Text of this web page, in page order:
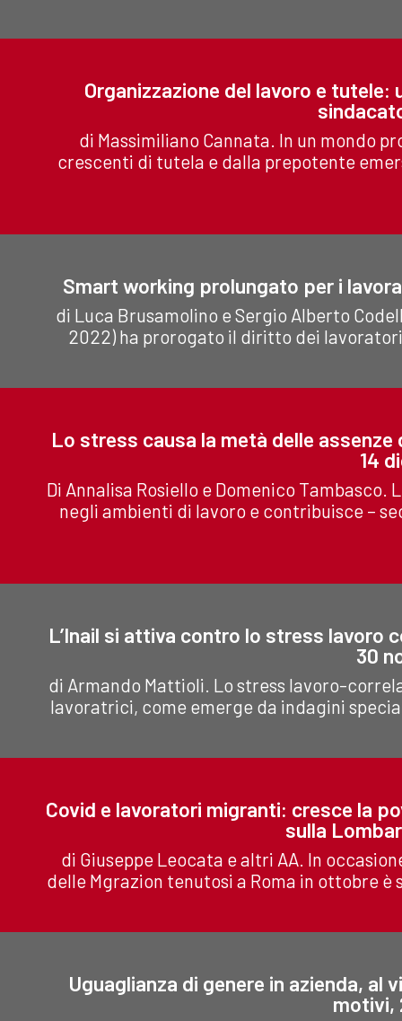
Organizzazione del lavoro e
di Massimiliano Cannata. In un mondo
crescenti di tutela e dalla prepotente
Smart working prolungato per i
di Luca Brusamolino e Sergio Alberto
2022) ha prorogato il diritto dei
Lo stress causa la metà delle
14
Di Annalisa Rosiello e Domenico
negli ambienti di lavoro e contribuisce –
L’Inail si attiva contro lo stress lavoro
30
di Armando Mattioli. Lo stress lavoro-
lavoratrici, come emerge da indagini
Covid e lavoratori migranti: cresce la
sulla
di Giuseppe Leocata e altri AA. In
delle Mgrazion tenutosi a Roma in ottobre
Uguaglianza di genere in azienda,
motivi,